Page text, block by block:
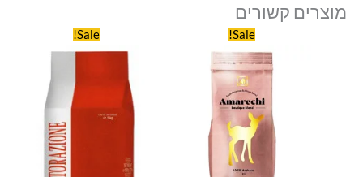
מוצרים קשורים
Sale!
המחיר
המקורי
היה:
₪142.00.
₪130.00.
Sale!
המחיר
המקורי
היה: